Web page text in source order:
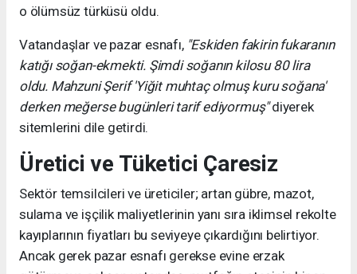
o ölümsüz türküsü oldu.
Vatandaşlar ve pazar esnafı, "Eskiden fakirin fukaranın
katığı soğan-ekmekti. Şimdi soğanın kilosu 80 lira
oldu. Mahzuni Şerif 'Yiğit muhtaç olmuş kuru soğana'
derken meğerse bugünleri tarif ediyormuş"diyerek
sitemlerini dile getirdi.
Üretici ve Tüketici Çaresiz
Sektör temsilcileri ve üreticiler; artan gübre, mazot,
sulama ve işçilik maliyetlerinin yanı sıra iklimsel rekolte
kayıplarının fiyatları bu seviyeye çıkardığını belirtiyor.
Ancak gerek pazar esnafı gerekse evine erzak